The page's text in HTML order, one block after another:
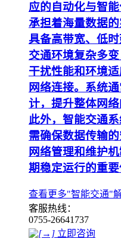
应的自动化与智
承担着海量数据
具备高带宽、低
交通环境复杂多
干扰性能和环境
网络连接。系统
计，提升整体网络
此外，智能交通系
需确保数据传输
网络管理和维护
期稳定运行的重要
查看更多"智能交通"
客服热线：
0755-26641737
立即咨询